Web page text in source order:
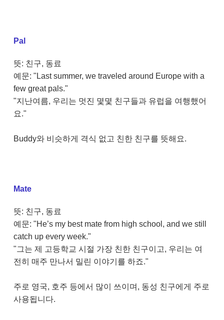
Pal
뜻: 친구, 동료
예문: "Last summer, we traveled around Europe with a
few great pals."
"지난여름, 우리는 멋진 몇몇 친구들과 유럽을 여행했어
요."
Buddy와 비슷하게 격식 없고 친한 친구를 뜻해요.
Mate
뜻: 친구, 동료
예문: "He’s my best mate from high school, and we still
catch up every week."
"그는 제 고등학교 시절 가장 친한 친구이고, 우리는 여
전히 매주 만나서 밀린 이야기를 하죠."
주로 영국, 호주 등에서 많이 쓰이며, 동성 친구에게 주로
사용됩니다.